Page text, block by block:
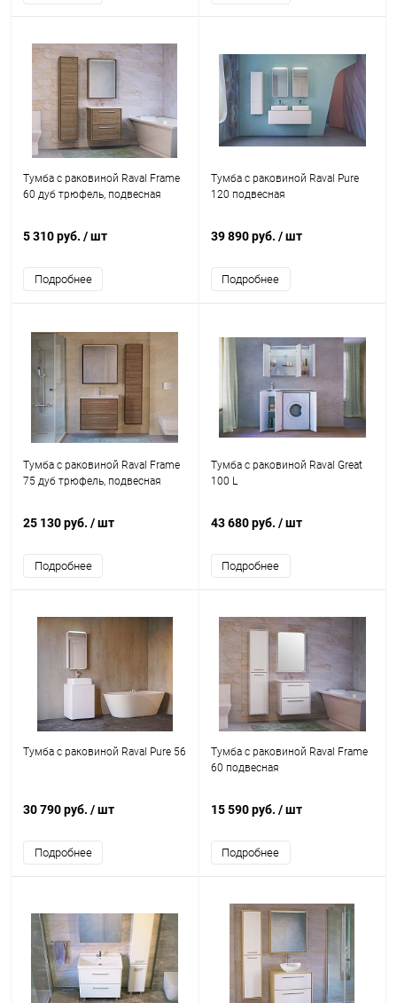
Тумба с раковиной Raval Frame
60 дуб трюфель, подвесная
5 310 руб. / шт
Подробнее
Тумба с раковиной Raval Pure
120 подвесная
39 890 руб. / шт
Подробнее
Тумба с раковиной Raval Frame
75 дуб трюфель, подвесная
25 130 руб. / шт
Подробнее
Тумба с раковиной Raval Great
100 L
43 680 руб. / шт
Подробнее
Тумба с раковиной Raval Pure 56
30 790 руб. / шт
Подробнее
Тумба с раковиной Raval Frame
60 подвесная
15 590 руб. / шт
Подробнее